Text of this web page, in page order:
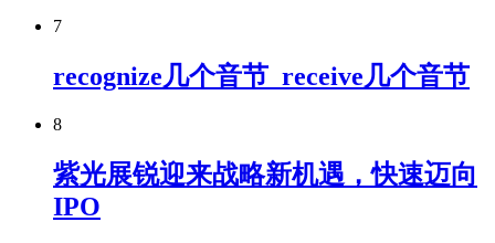
7
recognize几个音节_receive几个音节
8
紫光展锐迎来战略新机遇，快速迈向
IPO